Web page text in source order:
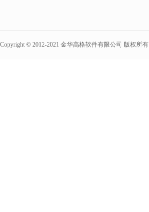
Copyright © 2012-2021 金华高格软件有限公司 版权所有